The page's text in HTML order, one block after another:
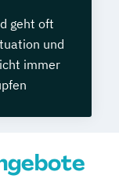
geht oft
und
immer